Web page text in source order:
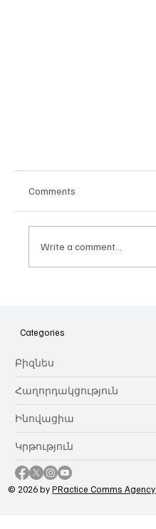
նվիրում որոշում
Comments
Write a comment...
Categories
Բիզնես
Հաղորդակցություն
Ինովացիա
Կրթություն
© 2026 byPRactice Comms Agency